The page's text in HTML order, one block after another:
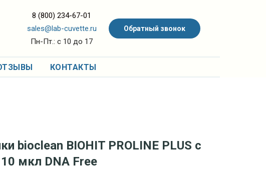
8 (800) 234-67-01
sales@lab-cuvette.ru
Пн-Пт.: с 10 до 17
Обратный звонок
КОНТАКТЫ
bioclean BIOHIT PROLINE PLUS с
мкл DNA Free